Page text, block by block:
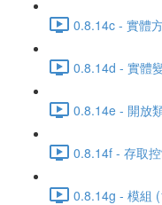
0.8.14c - 實體
0.8.14d - 實體
0.8.14e - 開放
0.8.14f - 存取
0.8.14g - 模組